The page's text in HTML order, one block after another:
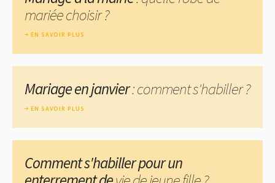
mariée choisir ?
EN SAVOIR PLUS
Mariage en janvier: comment s'habiller ?
EN SAVOIR PLUS
Comment s'habiller pour un